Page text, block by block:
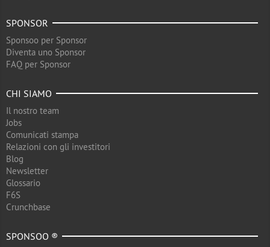
SPONSOR
Sponsoo per Sponsor
Diventa uno Sponsor
FAQ per Sponsor
CHI SIAMO
Il nostro team
Jobs
Comunicati stampa
Relazioni con gli investitori
Blog
Newsletter
Glossario
F6S
Crunchbase
SPONSOO ®